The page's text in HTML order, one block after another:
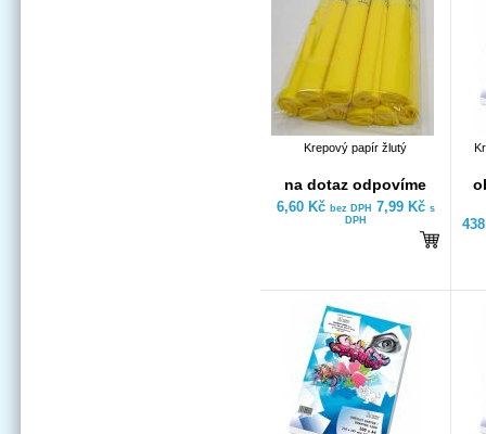
Krepový papír žlutý
na dotaz odpovíme
6,60 Kč bez DPH 7,99 Kč s
DPH